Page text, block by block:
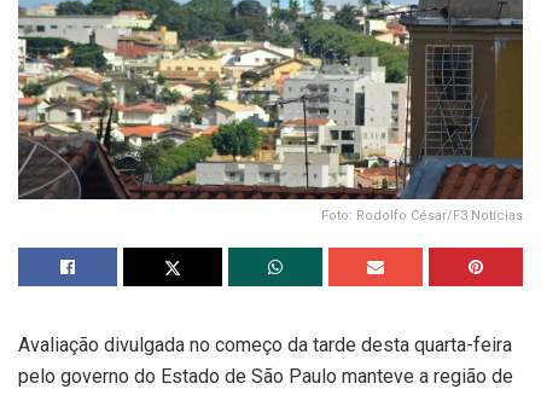
Foto: Rodolfo César/F3 Notícias
Avaliação divulgada no começo da tarde desta quarta-feira
pelo governo do Estado de São Paulo manteve a região de